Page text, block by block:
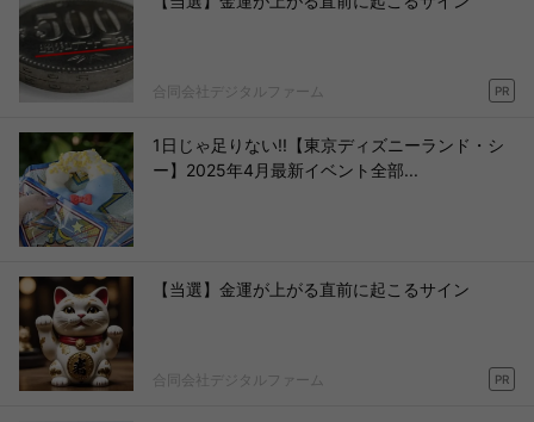
合同会社デジタルファーム PR
1日じゃ足りない!!【東京ディズニーランド・シ
ー】2025年4月最新イベント全部...
【当選】金運が上がる直前に起こるサイン
合同会社デジタルファーム PR